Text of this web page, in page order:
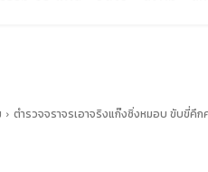
ตำรวจจราจรเอาจริงแก๊งซิ่งหมอบ ขับขี่คึ